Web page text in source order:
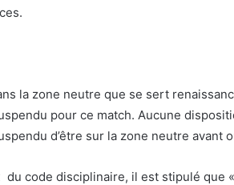
la zone neutre que se sert
pour ce match. Aucune
d’être sur la zone neutre avant
du code disciplinaire, il est stipulé que